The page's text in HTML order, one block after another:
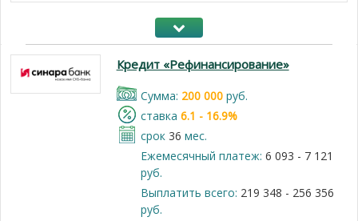
Кредит «Рефинансирование»
Cумма: 200 000руб.
cтавка 6.1 - 16.9%
срок 36 мес.
Ежемесячный платеж: 6 093 - 7 121
руб.
Выплатить всего: 219 348 - 256 356
руб.